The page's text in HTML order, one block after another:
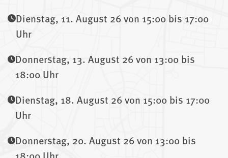
Dienstag, 11. August 26 von 15:00 bis 17:00
Uhr
Donnerstag, 13. August 26 von 13:00 bis
18:00 Uhr
Dienstag, 18. August 26 von 15:00 bis 17:00
Uhr
Donnerstag, 20. August 26 von 13:00 bis